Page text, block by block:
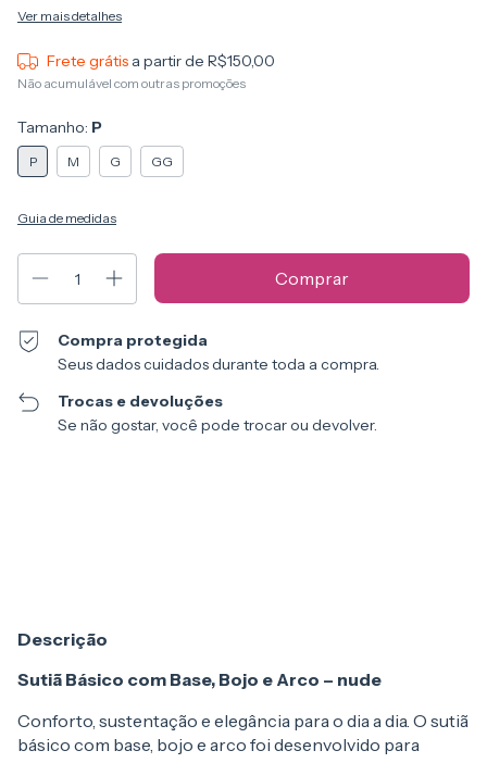
Ver mais detalhes
Frete grátis a partir de R$150,00
Não acumulável com outras promoções
Tamanho: P
P M G GG
Guia de medidas
Compra protegida
Seus dados cuidados durante toda a compra.
Trocas e devoluções
Se não gostar, você pode trocar ou devolver.
Descrição
Sutiã Básico com Base, Bojo e Arco – nude
Conforto, sustentação e elegância para o dia a dia. O sutiã
básico com base, bojo e arco foi desenvolvido para